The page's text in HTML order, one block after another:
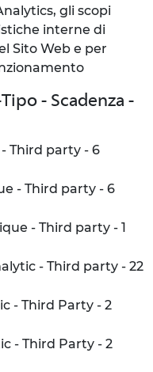
gli scopi
interne di
Sito Web e per
- Scadenza -
Third party - 6
- Third party - 6
- Third party - 1
- Third party - 22
- Third Party - 2
- Third Party - 2